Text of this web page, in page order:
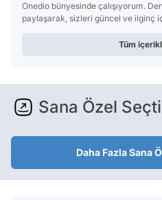
Onedio bünyesinde çalışıyorum.
paylaşarak, sizleri güncel ve ilginç
Tüm
Sana Özel
Daha Fazla Sana